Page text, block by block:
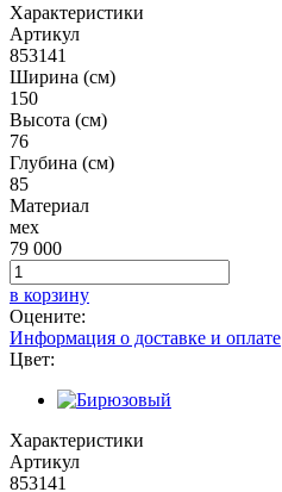
Характеристики
Артикул
853141
Ширина (см)
150
Высота (см)
76
Глубина (см)
85
Материал
мех
79 000
в корзину
Оцените:
Информация о доставке и оплате
Цвет:
Характеристики
Артикул
853141